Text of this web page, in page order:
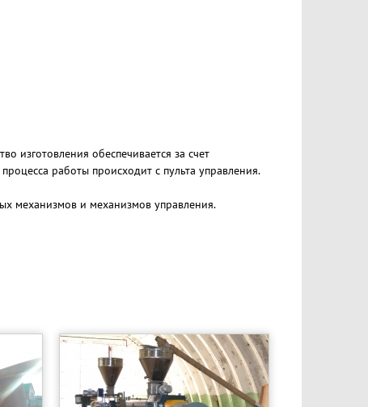
изготовления обеспечивается за счет
работы происходит с пульта управления.
механизмов и механизмов управления.